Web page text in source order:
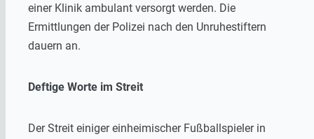
einer Klinik ambulant versorgt werden. Die
Ermittlungen der Polizei nach den Unruhestiftern
dauern an.
Deftige Worte im Streit
Der Streit einiger einheimischer Fußballspieler in